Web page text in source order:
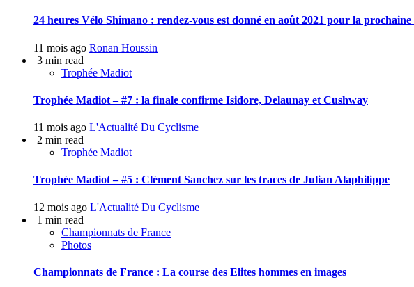
24 heures Vélo Shimano : rendez-vous est donné en août 2021 pour la
11 mois ago Ronan Houssin
3 min read
Trophée Madiot
Trophée Madiot – #7 : la finale confirme Isidore, Delaunay et Cushway
11 mois ago L'Actualité Du Cyclisme
2 min read
Trophée Madiot
Trophée Madiot – #5 : Clément Sanchez sur les traces de Julian Alaphilippe
12 mois ago L'Actualité Du Cyclisme
1 min read
Championnats de France
Photos
Championnats de France : La course des Elites hommes en images